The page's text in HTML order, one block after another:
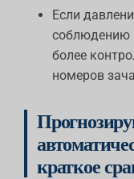
Если
соблюдению
более
номеров
краткое